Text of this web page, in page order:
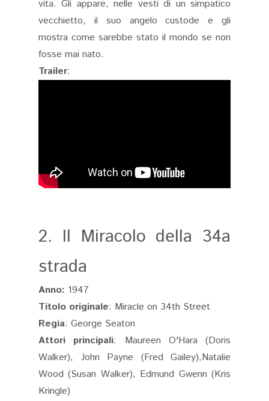
vita. Gli appare, nelle vesti di un simpatico
vecchietto, il suo angelo custode e gli
mostra come sarebbe stato il mondo se non
fosse mai nato.
Trailer:
2. Il Miracolo della 34a
strada
Anno: 1947
Titolo originale: Miracle on 34th Street
Regia: George Seaton
Attori principali: Maureen O'Hara (Doris
Walker), John Payne (Fred Gailey),Natalie
Wood (Susan Walker), Edmund Gwenn (Kris
Kringle)